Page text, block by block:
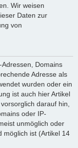
Wir weisen
Daten zur
von
Domains
Adresse als
wurden oder ein
ist auch hier Artikel
darauf hin,
oder IP-
unmöglich oder
möglich ist (Artikel 14